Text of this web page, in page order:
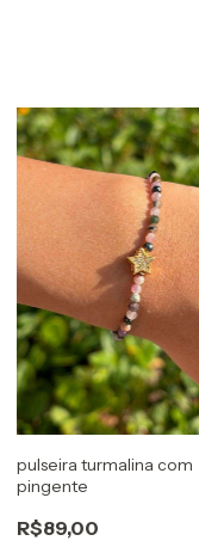
pulseira turmalina com
pingente
R$89,00